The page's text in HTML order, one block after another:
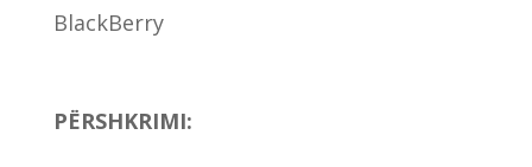
BlackBerry
PËRSHKRIMI: